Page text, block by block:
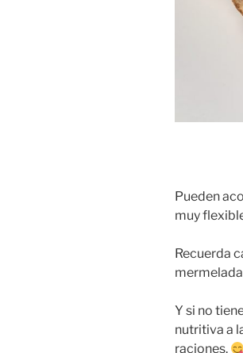
Pueden
muy
Recuerda
Y si no
nutritiva a
raciones.